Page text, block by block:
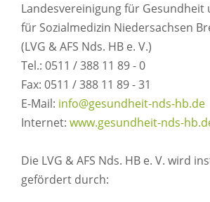
Landesvereinigung für Gesundheit
für Sozialmedizin Niedersachsen
(LVG & AFS Nds. HB e. V.)
Tel.: 0511 / 388 11 89 - 0
Fax: 0511 / 388 11 89 - 31
E-Mail: info@gesundheit-nds-hb.de
Internet: www.gesundheit-nds-
Die LVG & AFS Nds. HB e. V. wird
gefördert durch: